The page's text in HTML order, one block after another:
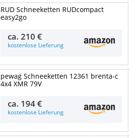
RUD Schneeketten RUDcompact
easy2go
ca.210 €
kostenlose Lieferung
pewag Schneeketten 12361 brenta-c
4x4 XMR 79V
ca. 194 €
kostenlose Lieferung